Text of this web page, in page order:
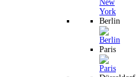
Berlin
Paris